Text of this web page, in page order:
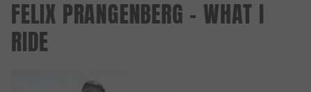
FELIX PRANGENBERG - WHAT I
RIDE